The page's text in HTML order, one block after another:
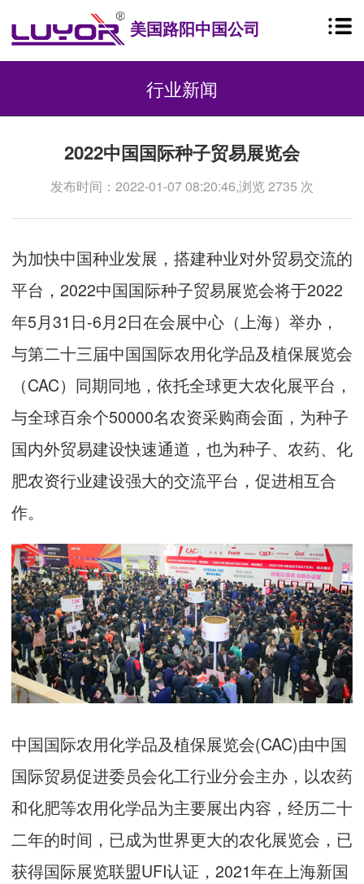
美国路阳中国公司
行业新闻
2022中国国际种子贸易展览会
发布时间：2022-01-07 08:20:46,浏览 2735 次
为加快中国种业发展，搭建种业对外贸易交流的
平台，2022中国国际种子贸易展览会将于2022
年5月31日-6月2日在会展中心（上海）举办，
与第二十三届中国国际农用化学品及植保展览会
（CAC）同期同地，依托全球更大农化展平台，
与全球百余个50000名农资采购商会面，为种子
国内外贸易建设快速通道，也为种子、农药、化
肥农资行业建设强大的交流平台，促进相互合
作。
中国国际农用化学品及植保展览会(CAC)由中国
国际贸易促进委员会化工行业分会主办，以农药
和化肥等农用化学品为主要展出内容，经历二十
二年的时间，已成为世界更大的农化展览会，已
获得国际展览联盟UFI认证，2021年在上海新国